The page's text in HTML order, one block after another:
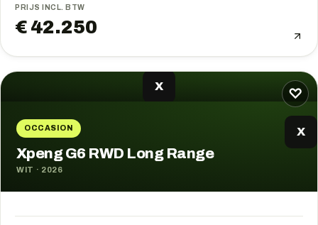
PRIJS INCL. BTW
€ 42.250
♡
X
OCCASION X
Xpeng G6 RWD Long Range
WIT · 2026